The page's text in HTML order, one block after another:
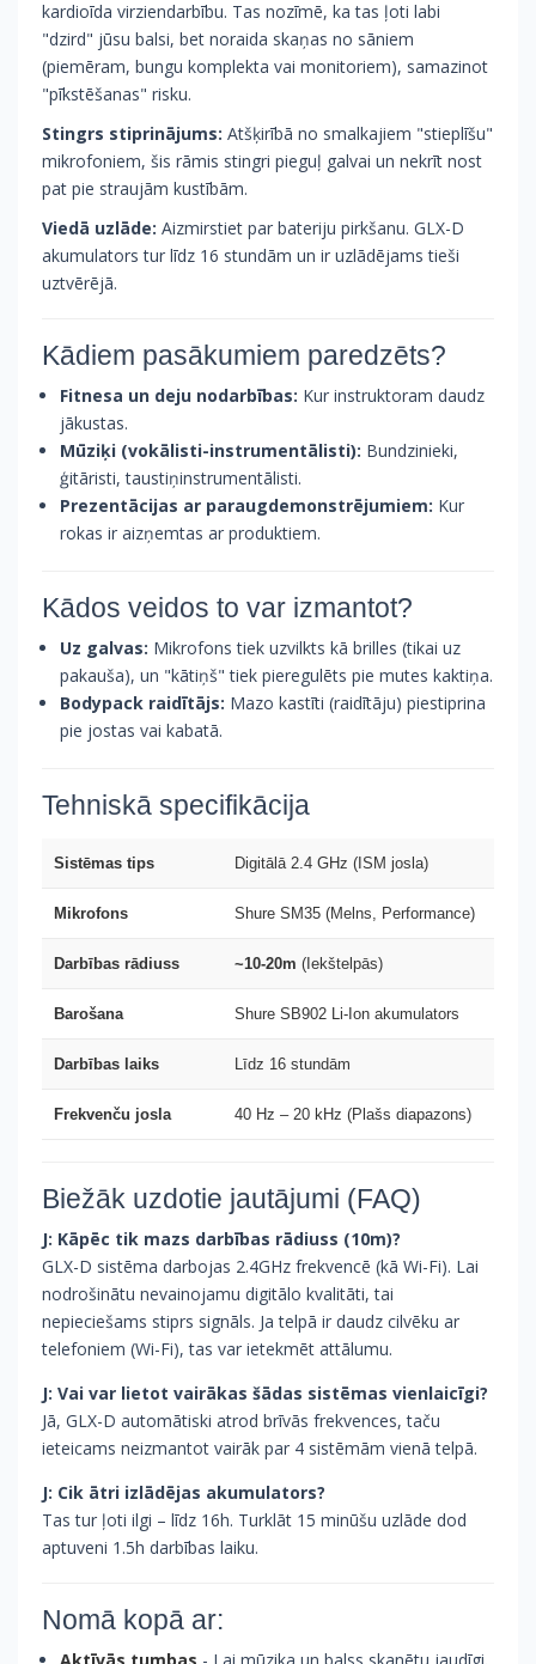
kardioīda virziendarbību. Tas nozīmē, ka tas ļoti labi
"dzird" jūsu balsi, bet noraida skaņas no sāniem
(piemēram, bungu komplekta vai monitoriem), samazinot
"pīkstēšanas" risku.
Stingrs stiprinājums: Atšķirībā no smalkajiem "stieplīšu"
mikrofoniem, šis rāmis stingri pieguļ galvai un nekrīt nost
pat pie straujām kustībām.
Viedā uzlāde: Aizmirstiet par bateriju pirkšanu. GLX-D
akumulators tur līdz 16 stundām un ir uzlādējams tieši
uztvērējā.
Kādiem pasākumiem paredzēts?
Fitnesa un deju nodarbības: Kur instruktoram daudz
jākustas.
Mūziķi (vokālisti-instrumentālisti): Bundzinieki,
ģitāristi, taustiņinstrumentālisti.
Prezentācijas ar paraugdemonstrējumiem: Kur
rokas ir aizņemtas ar produktiem.
Kādos veidos to var izmantot?
Uz galvas: Mikrofons tiek uzvilkts kā brilles (tikai uz
pakauša), un "kātiņš" tiek pieregulēts pie mutes kaktiņa.
Bodypack raidītājs: Mazo kastīti (raidītāju) piestiprina
pie jostas vai kabatā.
Tehniskā specifikācija
Sistēmas tips Digitālā 2.4 GHz (ISM josla)
Mikrofons Shure SM35 (Melns, Performance)
Darbības rādiuss ~10-20m (Iekštelpās)
Barošana Shure SB902 Li-Ion akumulators
Darbības laiks Līdz 16 stundām
Frekvenču josla 40 Hz – 20 kHz (Plašs diapazons)
Biežāk uzdotie jautājumi (FAQ)
J: Kāpēc tik mazs darbības rādiuss (10m)?
GLX-D sistēma darbojas 2.4GHz frekvencē (kā Wi-Fi). Lai
nodrošinātu nevainojamu digitālo kvalitāti, tai
nepieciešams stiprs signāls. Ja telpā ir daudz cilvēku ar
telefoniem (Wi-Fi), tas var ietekmēt attālumu.
J: Vai var lietot vairākas šādas sistēmas vienlaicīgi?
Jā, GLX-D automātiski atrod brīvās frekvences, taču
ieteicams neizmantot vairāk par 4 sistēmām vienā telpā.
J: Cik ātri izlādējas akumulators?
Tas tur ļoti ilgi – līdz 16h. Turklāt 15 minūšu uzlāde dod
aptuveni 1.5h darbības laiku.
Nomā kopā ar: